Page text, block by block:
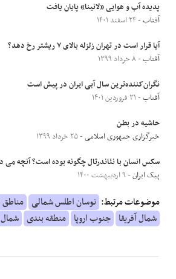
پدیده آب و هوایی «لانینا» پایان یافت
آفتاب- ۲۴ اسفند ۱۴۰۱
آیا قرار است در تهران زلزله بالای ۷ ریشتر رخ دهد؟
آفتاب- ۸ خرداد ۱۳۹۹
نگران‌کننده‌ترین سال آبی ایران در پیش است
آفتاب- ۳۱ فروردین ۱۴۰۱
حاشیه در بطن
خبرگزاری جمهوری اسلامی- ۲۵ خرداد ۱۳۹۹
سکس انسان با نئاندرتال چگونه بوده است؟ آنچه می
پیک ایران- ۹ اردیبهشت ۱۴۰۰
موضوعات مرتبط: نوسان اطلس شمالی مناطق
شمال آفریقا جنوب اروپا منطقه بندی شمال